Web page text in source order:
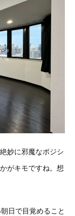
妙に邪魔なポジシ
がキモですね。想
日で目覚めること